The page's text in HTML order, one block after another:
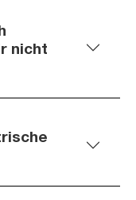
nicht